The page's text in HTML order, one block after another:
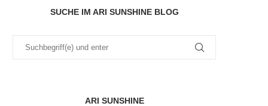
SUCHE IM ARI SUNSHINE BLOG
ARI SUNSHINE